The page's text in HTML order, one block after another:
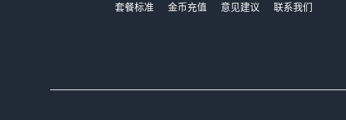
套餐标准
金币充值 意见建议 联系我们